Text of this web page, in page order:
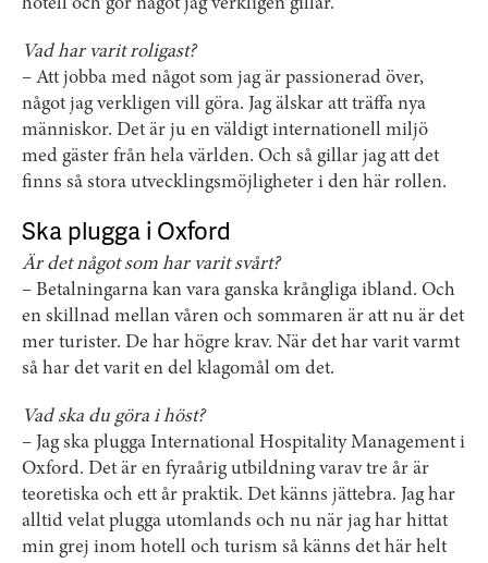
hotell och gör något jag verkligen gillar.
Vad har varit roligast?
– Att jobba med något som jag är passionerad över,
något jag verkligen vill göra. Jag älskar att träffa nya
människor. Det är ju en väldigt internationell miljö
med gäster från hela världen. Och så gillar jag att det
finns så stora utvecklingsmöjligheter i den här rollen.
Ska plugga i Oxford
Är det något som har varit svårt?
– Betalningarna kan vara ganska krångliga ibland. Och
en skillnad mellan våren och sommaren är att nu är det
mer turister. De har högre krav. När det har varit varmt
så har det varit en del klagomål om det.
Vad ska du göra i höst?
– Jag ska plugga International Hospitality Management i
Oxford. Det är en fyraårig utbildning varav tre år är
teoretiska och ett år praktik. Det känns jättebra. Jag har
alltid velat plugga utomlands och nu när jag har hittat
min grej inom hotell och turism så känns det här helt